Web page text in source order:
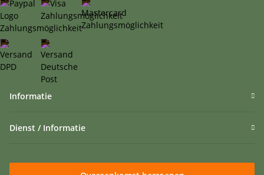
Informatie
Dienst / Informatie